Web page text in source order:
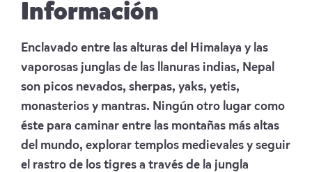
Información
Enclavado entre las alturas del Himalaya y las
vaporosas junglas de las llanuras indias, Nepal
son picos nevados, sherpas, yaks, yetis,
monasterios y mantras. Ningún otro lugar como
éste para caminar entre las montañas más altas
del mundo, explorar templos medievales y seguir
el rastro de los tigres a través de la jungla